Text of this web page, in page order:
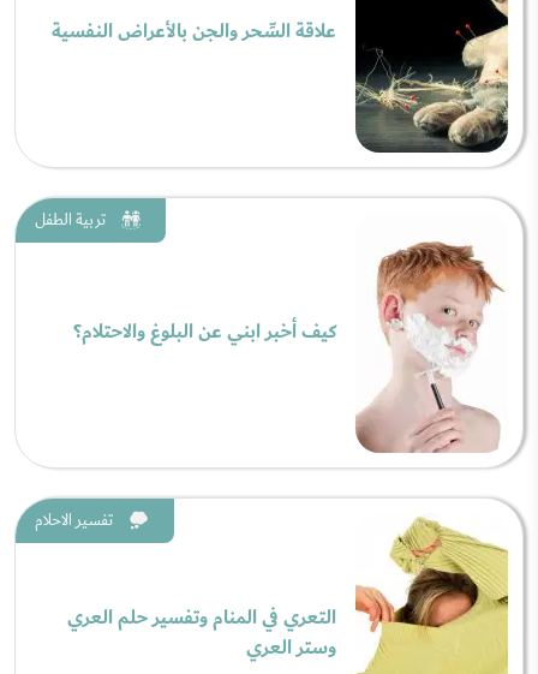
علاقة السِّحر والجن بالأعراض النفسية
تربية الطفل
كيف أخبر ابني عن البلوغ والاحتلام؟
تفسير الاحلام
التعري في المنام وتفسير حلم العري
وستر العري